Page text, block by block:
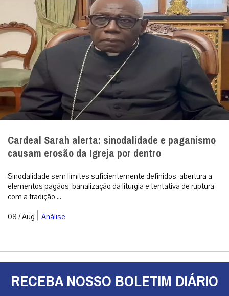
Cardeal Sarah alerta: sinodalidade e paganismo
causam erosão da Igreja por dentro
Sinodalidade sem limites suficientemente definidos, abertura a
elementos pagãos, banalização da liturgia e tentativa de ruptura
com a tradição ...
08 / Aug | Análise
RECEBA NOSSO BOLETIM DIÁRIO